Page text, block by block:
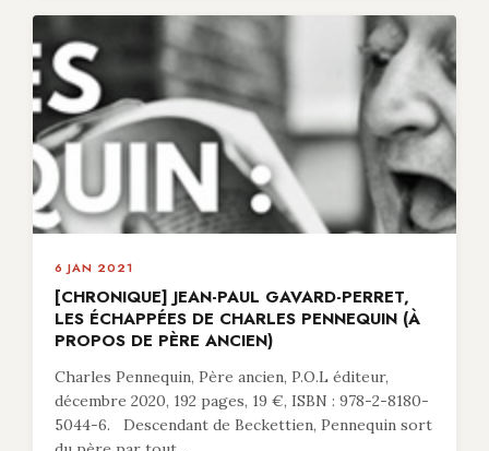
6 JAN 2021
[CHRONIQUE] JEAN-PAUL GAVARD-PERRET,
LES ÉCHAPPÉES DE CHARLES PENNEQUIN (À
PROPOS DE PÈRE ANCIEN)
Charles Pennequin, Père ancien, P.O.L éditeur,
décembre 2020, 192 pages, 19 €, ISBN : 978-2-8180-
5044-6. Descendant de Beckettien, Pennequin sort